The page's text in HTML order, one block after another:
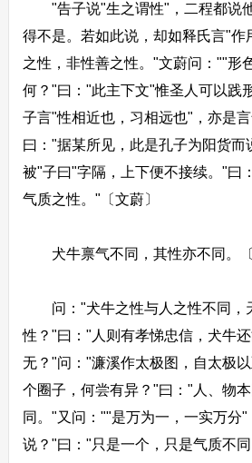
"告子说"生之谓性"，二程都说
得不是。若如此说，却如释氏言"作
之性，非性善之性。"文蔚问：""形
何？"曰："此主下文"惟圣人可以践
子言"性相近也，习相远也"，亦是
曰："据某所见，此是孔子为阳货而
被"子曰"字隔，上下便不接续。"曰
气质之性。"〔文蔚〕
犬牛禀气不同，其性亦不同。〔
问："犬牛之性与人之性不同，
性？"曰："人则有孝悌忠信，犬牛
无？"问："濂溪作太极图，自太极
个圈子，何尝有异？"曰："人、物
同。"又问：""是万为一，一实万分"
说？"曰："只是一个，只是气质不